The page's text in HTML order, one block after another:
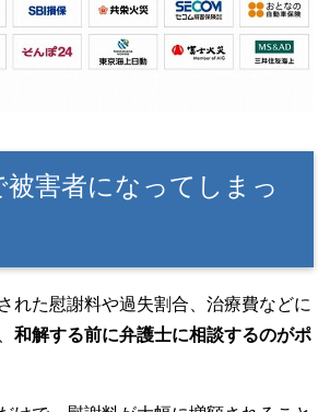
被害者になってしまっ
れた慰謝料や過失割合、治療費などに
和解する前に弁護士に相談するのがポ